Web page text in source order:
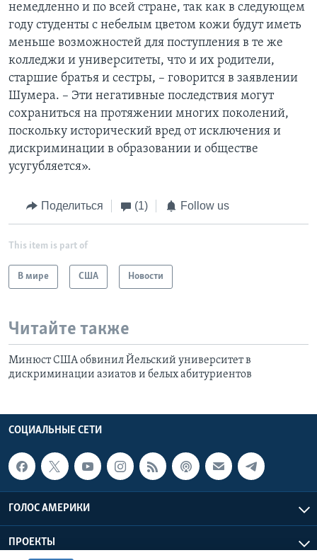
немедленно и по всей стране, так как в следующем
году студенты с небелым цветом кожи будут иметь
меньше возможностей для поступления в те же
колледжи и университеты, что и их родители,
старшие братья и сестры, – говорится в заявлении
Шумера. – Эти негативные последствия могут
сохраниться на протяжении многих поколений,
поскольку исторический вред от исключения и
дискриминации в образовании и обществе
усугубляется».
Поделиться (1) Follow us
This item is part of
В мире США Новости
Читайте также
Минюст США обвинил Йельский университет в
дискриминации азиатов и белых абитуриентов
СОЦИАЛЬНЫЕ СЕТИ
ГОЛОС АМЕРИКИ
ПРОЕКТЫ